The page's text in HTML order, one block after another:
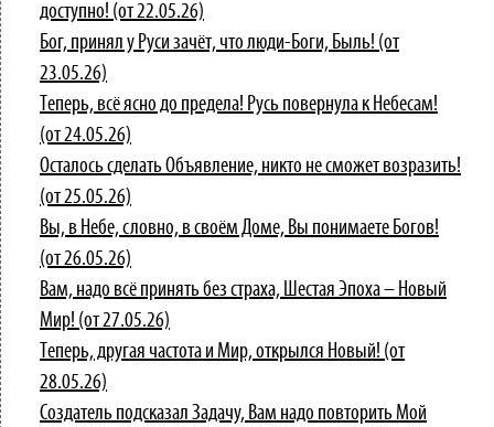
доступно! (от 22.05.26)
Бог, принял у Руси зачёт, что люди-Боги, Быль! (от
23.05.26)
Теперь, всё ясно до предела! Русь повернула к Небесам!
(от 24.05.26)
Осталось сделать Объявление, никто не сможет возразить!
(от 25.05.26)
Вы, в Небе, словно, в своём Доме, Вы понимаете Богов!
(от 26.05.26)
Вам, надо всё принять без страха, Шестая Эпоха – Новый
Мир! (от 27.05.26)
Теперь, другая частота и Мир, открылся Новый! (от
28.05.26)
Создатель подсказал Задачу, Вам надо повторить Мой